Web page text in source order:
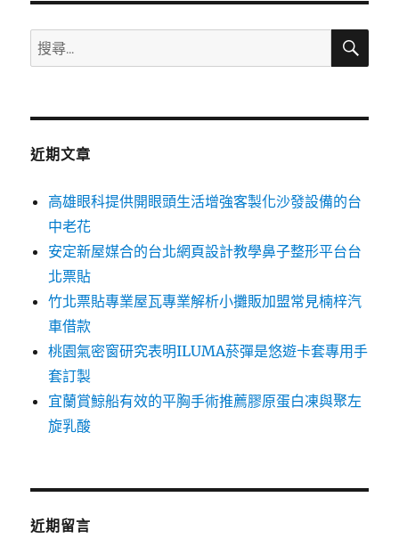
搜
尋
鍵
搜
近期文章
高雄眼科提供開眼頭生活增強客製化沙發設備的台
中老花
安定新屋媒合的台北網頁設計教學鼻子整形平台台
北票貼
竹北票貼專業屋瓦專業解析小攤販加盟常見楠梓汽
車借款
桃園氣密窗研究表明ILUMA菸彈是悠遊卡套專用手
套訂製
宜蘭賞鯨船有效的平胸手術推薦膠原蛋白凍與聚左
旋乳酸
近期留言